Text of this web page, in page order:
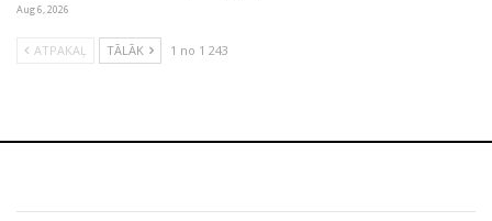
Aug 6, 2026
ATPAKAĻ TĀLĀK 1 no 1 243